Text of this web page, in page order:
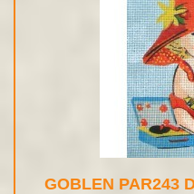
GOBLEN PAR243